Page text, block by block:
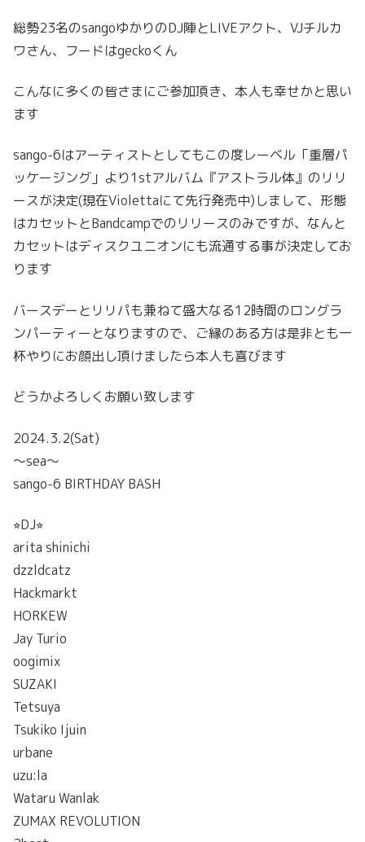
総勢23名のsangoゆかりのDJ陣とLIVEアクト、VJチルカ
ワさん、フードはgeckoくん
こんなに多くの皆さまにご参加頂き、本人も幸せかと思い
ます
sango-6はアーティストとしてもこの度レーベル「重層パ
ッケージング」より1stアルバム『アストラル体』のリリ
ースが決定(現在Violettaにて先行発売中)しまして、形態
はカセットとBandcampでのリリースのみですが、なんと
カセットはディスクユニオンにも流通する事が決定してお
ります
バースデーとリリパも兼ねて盛大なる12時間のロングラ
ンパーティーとなりますので、ご縁のある方は是非とも一
杯やりにお顔出し頂けましたら本人も喜びます
どうかよろしくお願い致します
2024.3.2(Sat)
〜sea〜
sango-6 BIRTHDAY BASH
⭐︎DJ⭐︎
arita shinichi
dzzldcatz
Hackmarkt
HORKEW
Jay Turio
oogimix
SUZAKI
Tetsuya
Tsukiko Ijuin
urbane
uzu:la
Wataru Wanlak
ZUMAX REVOLUTION